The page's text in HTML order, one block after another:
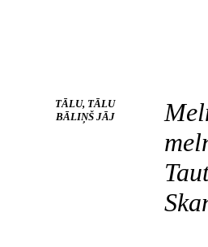
TĀLU, TĀLU
BĀLIŅŠ JĀJ